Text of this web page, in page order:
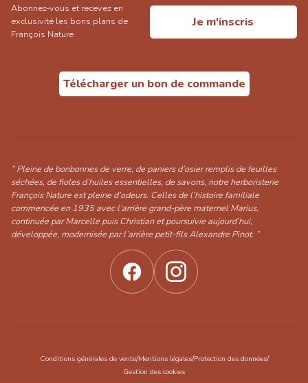
Abonnez-vous et recevez en
exclusivité les bons plans de
François Nature
Je m'inscris
Télécharger un bon de commande
“ Pleine de bonbonnes de verre, de paniers d’osier remplis de feuilles
séchées, de fioles d’huiles essentielles, de savons, notre herboristerie
François Nature est pleine d’odeurs. Celles de l’histoire familiale
commencée en 1935 avec l’arrière grand-père maternel Marius,
continuée par Marcelle puis Christian et poursuivie aujourd’hui,
développée, modernisée par l’arrière petit-fils Alexandre Pinot. ”
Conditions générales de vente/Mentions légales/Protection des données/
Gestion des cookies